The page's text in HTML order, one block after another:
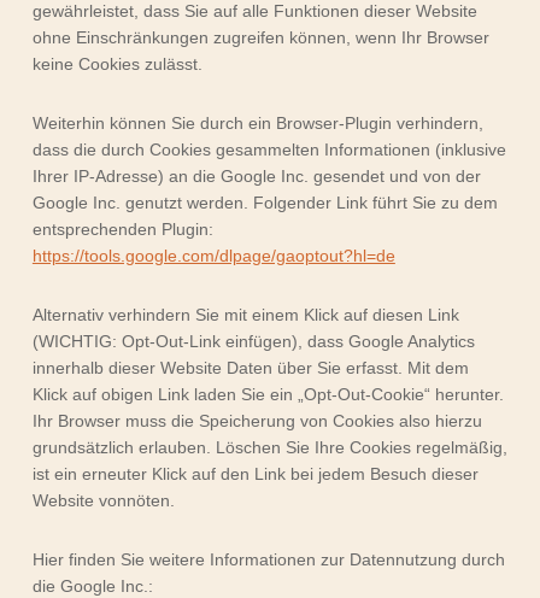
gewährleistet, dass Sie auf alle Funktionen dieser Website
ohne Einschränkungen zugreifen können, wenn Ihr Browser
keine Cookies zulässt.
Weiterhin können Sie durch ein Browser-Plugin verhindern,
dass die durch Cookies gesammelten Informationen (inklusive
Ihrer IP-Adresse) an die Google Inc. gesendet und von der
Google Inc. genutzt werden. Folgender Link führt Sie zu dem
entsprechenden Plugin:
https://tools.google.com/dlpage/gaoptout?hl=de
Alternativ verhindern Sie mit einem Klick auf diesen Link
(WICHTIG: Opt-Out-Link einfügen), dass Google Analytics
innerhalb dieser Website Daten über Sie erfasst. Mit dem
Klick auf obigen Link laden Sie ein „Opt-Out-Cookie“ herunter.
Ihr Browser muss die Speicherung von Cookies also hierzu
grundsätzlich erlauben. Löschen Sie Ihre Cookies regelmäßig,
ist ein erneuter Klick auf den Link bei jedem Besuch dieser
Website vonnöten.
Hier finden Sie weitere Informationen zur Datennutzung durch
die Google Inc.: